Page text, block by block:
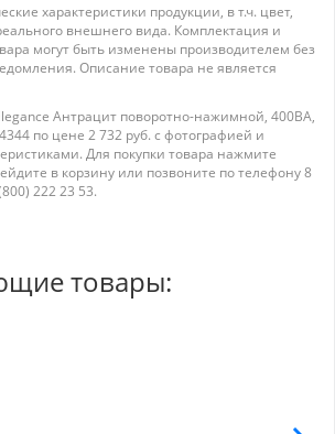
характеристики продукции, в т.ч. цвет,
внешнего вида. Комплектация и
могут быть изменены производителем без
Описание товара не является
Антрацит поворотно-нажимной, 400ВА,
по цене 2 732 руб. с фотографией и
Для покупки товара нажмите
в корзину или позвоните по телефону 8
222 23 53.
товары: